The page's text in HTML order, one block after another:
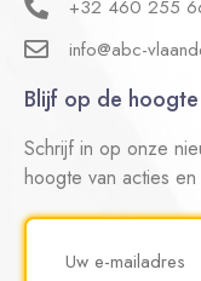
+32 460 255
info@abc-
Blijf op de hoogte
Schrijf in op onze
hoogte van acties